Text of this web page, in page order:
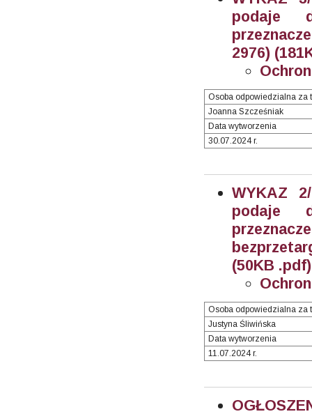
podaje
2976)
Osoba odpowiedzialna za
Joanna Szcześniak
Data wytworzenia
30.07.2024 r.
WYKAZ
podaje
(50KB .pdf)
Osoba odpowiedzialna za
Justyna Śliwińska
Data wytworzenia
11.07.2024 r.